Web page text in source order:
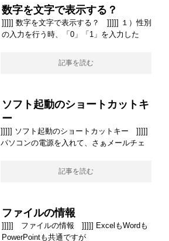
数字を文字で表示する？
]]]]] 数字を文字で表示する？ ]]]]] １）性別
の入力を行う時、「0」「1」を入力した
記事を読む
ソフト起動のショートカットキ
ー
]]]]] ソフト起動のショートカットキー ]]]]]
パソコンの電源を入れて、さぁメールチェ
記事を読む
ファイルの情報
]]]]] ファイルの情報 ]]]]] ExcelもWordも
PowerPointも共通ですが